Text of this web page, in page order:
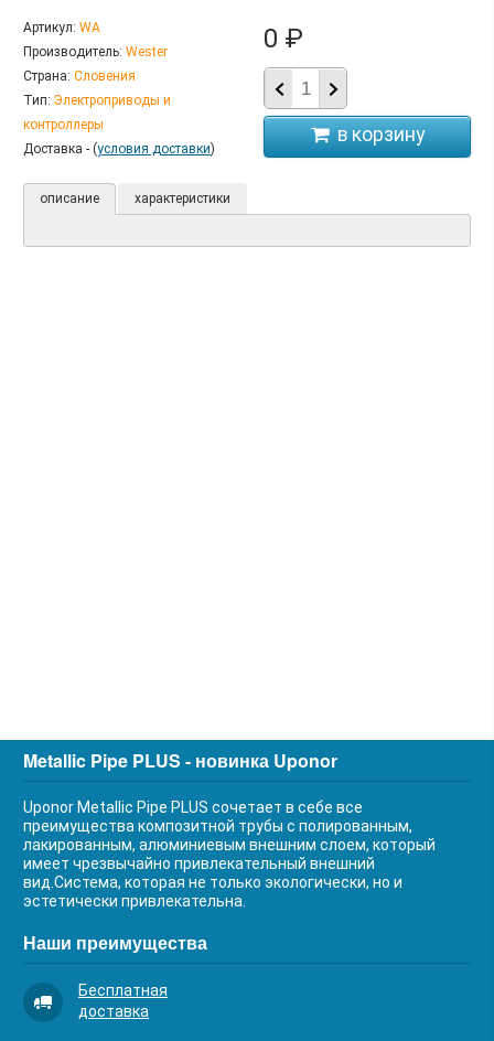
Артикул: WA
Производитель: Wester
Страна: Словения
Тип: Электроприводы и
контроллеры
Доставка - (условия доставки)
0 ₽
описание характеристики
Metallic Pipe PLUS - новинка Uponor
Uponor Metallic Pipe PLUS сочетает в себе все
преимущества композитной трубы с полированным,
лакированным, алюминиевым внешним слоем, который
имеет чрезвычайно привлекательный внешний
вид.Система, которая не только экологически, но и
эстетически привлекательна.
Наши преимущества
Бесплатная
доставка